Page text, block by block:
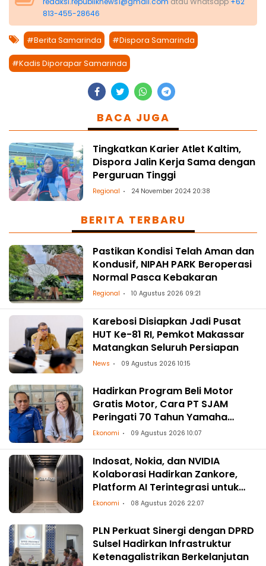
813-455-28646
#Berita Samarinda #Dispora Samarinda
#Kadis Diporapar Samarinda
BACA JUGA
Tingkatkan Karier Atlet Kaltim,
Dispora Jalin Kerja Sama dengan
Perguruan Tinggi
Regional 24 November 2024 20:38
BERITA TERBARU
Pastikan Kondisi Telah Aman dan
Kondusif, NIPAH PARK Beroperasi
Normal Pasca Kebakaran
Regional 10 Agustus 2026 09:21
Karebosi Disiapkan Jadi Pusat
HUT Ke-81 RI, Pemkot Makassar
Matangkan Seluruh Persiapan
News 09 Agustus 2026 10:15
Hadirkan Program Beli Motor
Gratis Motor, Cara PT SJAM
Peringati 70 Tahun Yamaha
Indonesia dan HUT RI ke-81
Ekonomi 09 Agustus 2026 10:07
Indosat, Nokia, dan NVIDIA
Kolaborasi Hadirkan Zankore,
Platform AI Terintegrasi untuk
Asia-Pasifik
Ekonomi 08 Agustus 2026 22:07
PLN Perkuat Sinergi dengan DPRD
Sulsel Hadirkan Infrastruktur
Ketenagalistrikan Berkelanjutan